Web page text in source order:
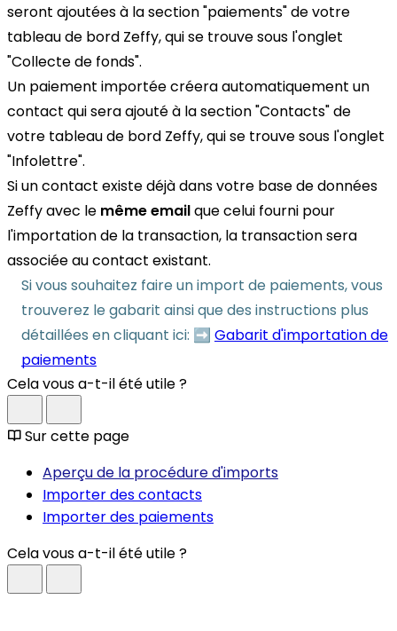
seront ajoutées à la section "paiements" de votre
tableau de bord Zeffy, qui se trouve sous l'onglet
"Collecte de fonds".
Un paiement importée créera automatiquement un
contact qui sera ajouté à la section "Contacts" de
votre tableau de bord Zeffy, qui se trouve sous l'onglet
"Infolettre".
Si un contact existe déjà dans votre base de données
Zeffy avec le même emailque celui fourni pour
l'importation de la transaction, la transaction sera
associée au contact existant.
Si vous souhaitez faire un import de paiements, vous
trouverez le gabarit ainsi que des instructions plus
détaillées en cliquant ici: ➡️ Gabarit d'importation de
paiements
Cela vous a-t-il été utile ?
Sur cette page
Aperçu de la procédure d'imports
Importer des contacts
Importer des paiements
Cela vous a-t-il été utile ?